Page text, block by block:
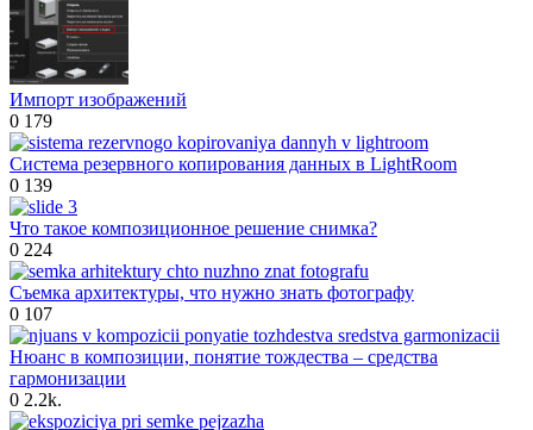
Импорт изображений
0 179
Система резервного копирования данных в LightRoom
0 139
Что такое композиционное решение снимка?
0 224
Съемка архитектуры, что нужно знать фотографу
0 107
Нюанс в композиции, понятие тождества – средства
гармонизации
0 2.2k.